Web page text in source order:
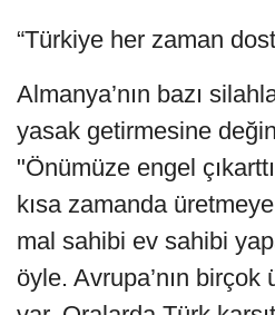
“Türkiye her zaman
Almanya’nın bazı
yasak getirmesine
"Önümüze engel
kısa zamanda
mal sahibi ev sahibi
öyle. Avrupa’nın